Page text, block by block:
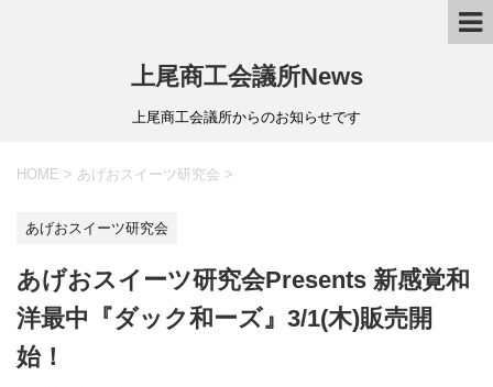
上尾商工会議所News
上尾商工会議所からのお知らせです
HOME > あげおスイーツ研究会 >
あげおスイーツ研究会
あげおスイーツ研究会Presents 新感覚和
洋最中『ダック和ーズ』3/1(木)販売開
始！